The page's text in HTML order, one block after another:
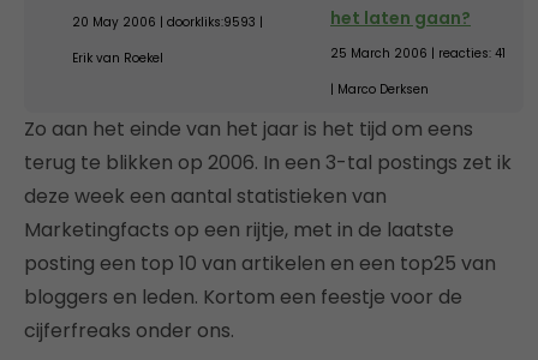
20 May 2006 | doorkliks:9593 |
Erik van Roekel
het laten gaan?
25 March 2006 | reacties: 41
| Marco Derksen
Zo aan het einde van het jaar is het tijd om eens
terug te blikken op 2006. In een 3-tal postings zet ik
deze week een aantal statistieken van
Marketingfacts op een rijtje, met in de laatste
posting een top 10 van artikelen en een top25 van
bloggers en leden. Kortom een feestje voor de
cijferfreaks onder ons.